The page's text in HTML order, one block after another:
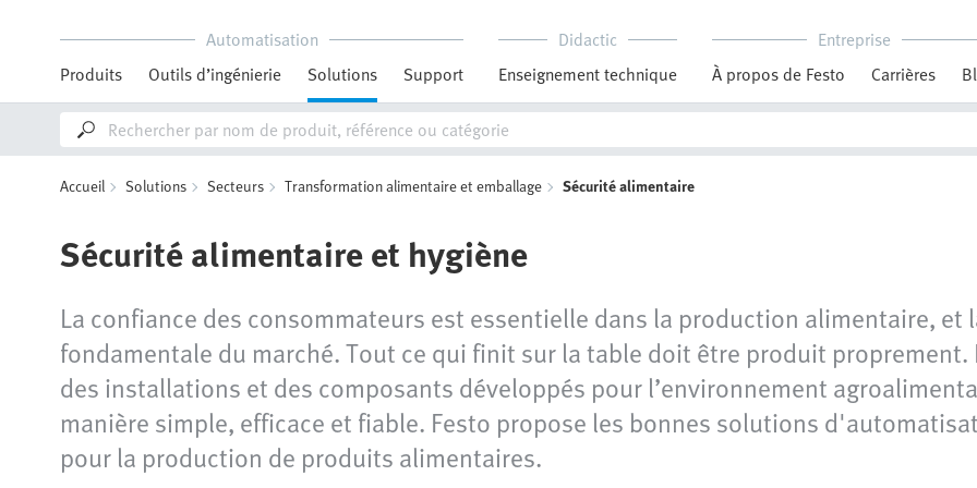
Automatisation
Produits
Outils d’ingénierie Solutions Support
Didactic
Enseignement technique
Entreprise
À propos de Festo
Carrières
Accueil Solutions Secteurs Transformation alimentaire et emballage Sécurité alimentaire
Sécurité alimentaire et hygiène
La confiance des consommateurs est essentielle dans la production alimentaire,
fondamentale du marché. Tout ce qui finit sur la table doit être produit
des installations et des composants développés pour l’environnement
manière simple, efficace et fiable. Festo propose les bonnes solutions
pour la production de produits alimentaires.